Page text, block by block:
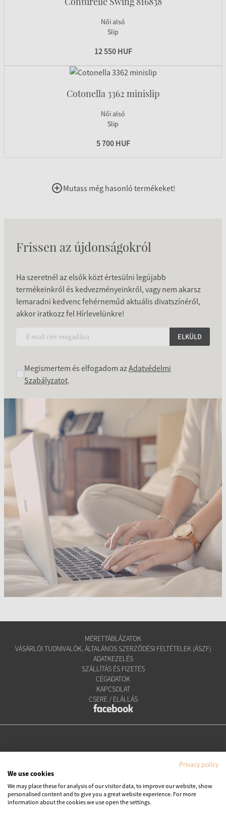
Női alsó
Slip
12 550 HUF
Cotonella 3362 minislip
Női alsó
Slip
5 700 HUF
Mutass még hasonló termékeket!
Frissen az újdonságokról
Ha szeretnél az elsők közt értesülni legújabb
termékeinkről és kedvezményeinkről, vagy nem akarsz
lemaradni kedvenc fehérneműd aktuális divatszínéről,
akkor iratkozz fel Hírlevelünkre!
ELKÜLD
Megismertem és elfogadom azAdatvédelmi
Szabályzatot.
MÉRETTÁBLÁZATOK
VÁSÁRLÓI TUDNIVALÓK, ÁLTALÁNOS SZERZŐDÉSI FELTÉTELEK (ÁSZF)
ADATKEZELÉS
SZÁLLÍTÁS ÉS FIZETÉS
CÉGADATOK
KAPCSOLAT
CSERE / ELÁLLÁS
Copyright © Ipanema Praia Kft.
Minden jog fenntartva. All rights reserved.
Privacy policy
We use cookies
We may place these for analysis of our visitor data, to improve our website, show
personalised content and to give you a great website experience. For more
information about the cookies we use open the settings.